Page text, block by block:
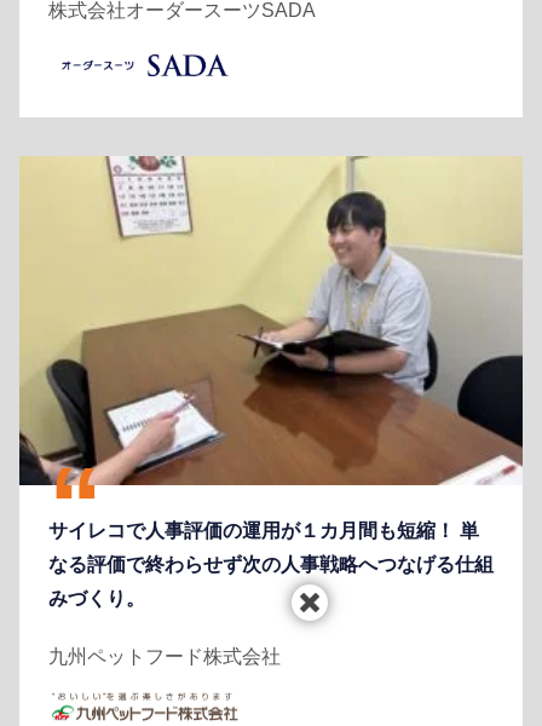
株式会社オーダースーツSADA
サイレコで人事評価の運用が１カ月間も短縮！ 単
なる評価で終わらせず次の人事戦略へつなげる仕組
みづくり。
九州ペットフード株式会社